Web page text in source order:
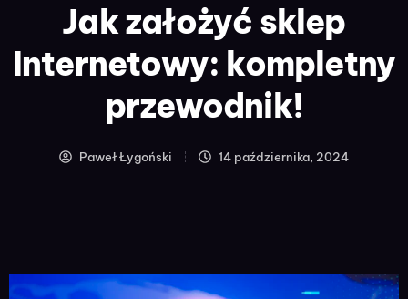
Jak założyć sklep
Internetowy: kompletny
przewodnik!
Paweł Łygoński 14 października, 2024